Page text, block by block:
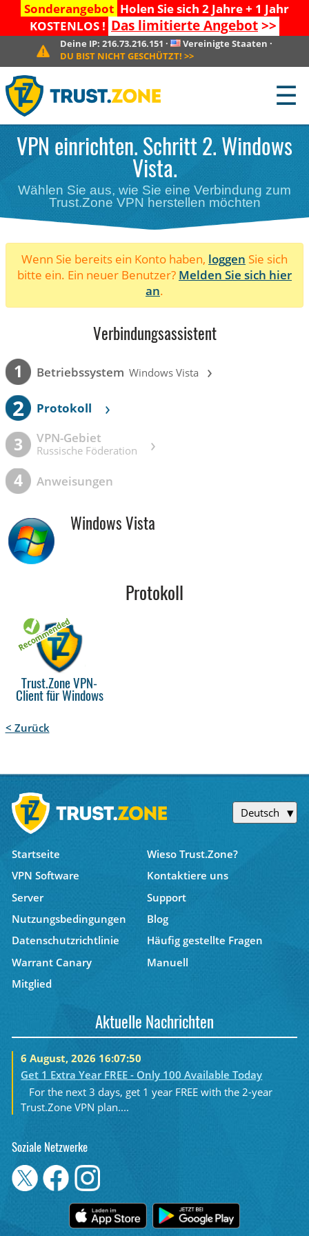
Sonderangebot Holen Sie sich 2 Jahre + 1 Jahr
KOSTENLOS ! Das limitierte Angebot>>
Deine IP: 216.73.216.151 · Vereinigte Staaten ·
DU BIST NICHT GESCHÜTZT! >>
☰
VPN einrichten. Schritt 2. Windows
Vista.
Wählen Sie aus, wie Sie eine Verbindung zum
Trust.Zone VPN herstellen möchten
Wenn Sie bereits ein Konto haben, loggen Sie sich
bitte ein. Ein neuer Benutzer? Melden Sie sich hier
an.
Verbindungsassistent
1 Betriebssystem Windows Vista ›
2 Protokoll ›
3 VPN-Gebiet
Russische Föderation ›
4 Anweisungen
Windows Vista
Protokoll
Trust.Zone VPN-
Client für Windows
< Zurück
Deutsch
Startseite
Wieso Trust.Zone?
VPN Software
Kontaktiere uns
Server
Support
Nutzungsbedingungen
Blog
Datenschutzrichtlinie
Häufig gestellte Fragen
Warrant Canary
Manuell
Mitglied
Aktuelle Nachrichten
6 August, 2026 16:07:50
Get 1 Extra Year FREE - Only 100 Available Today
For the next 3 days, get 1 year FREE with the 2-year
Trust.Zone VPN plan....
Soziale Netzwerke